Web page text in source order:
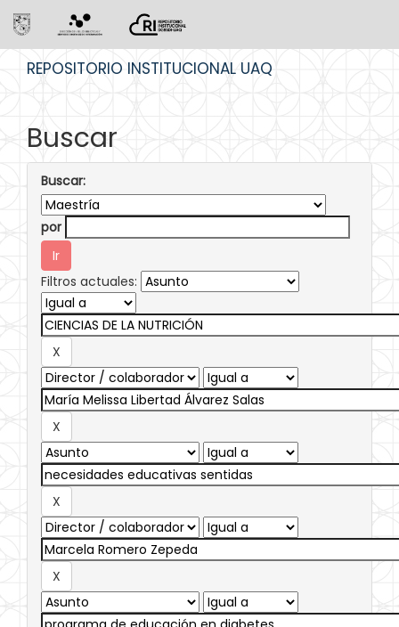
REPOSITORIO INSTITUCIONAL UAQ
Buscar
Buscar:
por
Filtros actuales: